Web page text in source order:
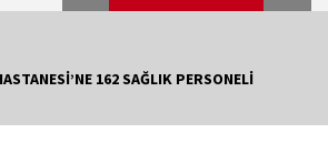
162 SAĞLIK PERSONELİ